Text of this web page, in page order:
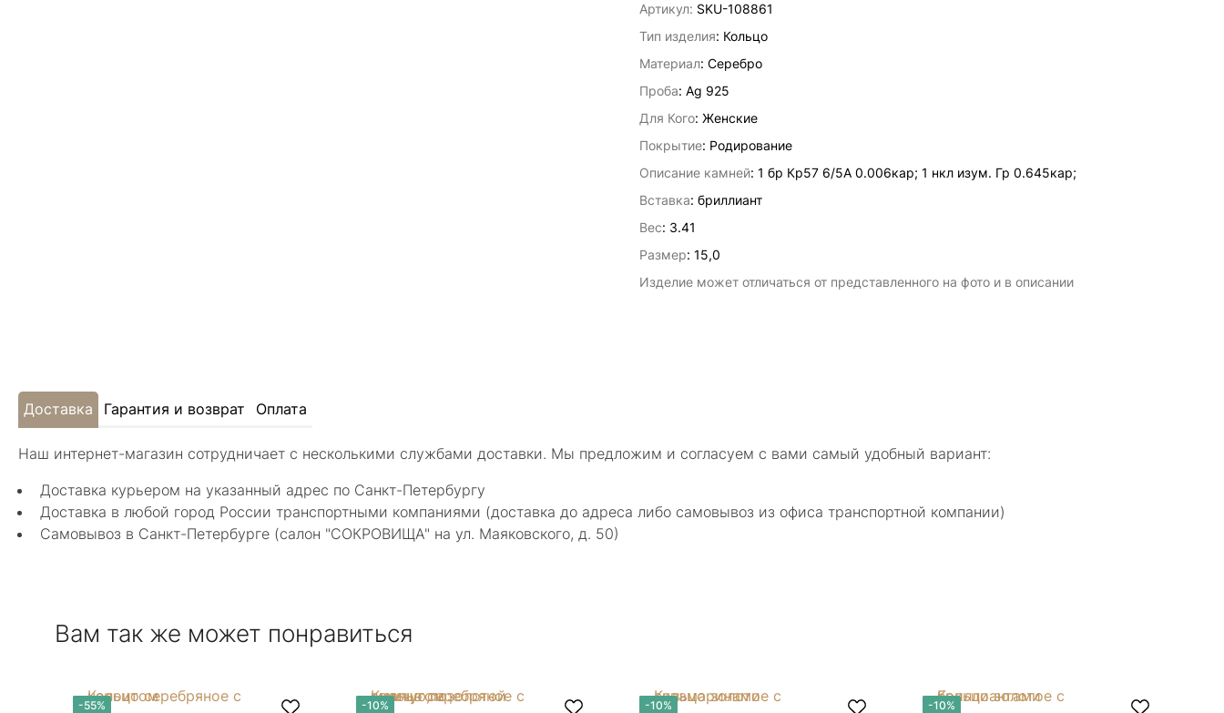
Артикул: SKU-108861
Тип изделия: Кольцо
Материал: Серебро
Проба: Ag 925
Для Кого: Женские
Покрытие: Родирование
Описание камней: 1 бр Кр57 6/5А 0.006кар; 1 нкл изум. Гр 0.645кар;
Вставка: бриллиант
Вес: 3.41
Размер: 15,0
Изделие может отличаться от представленного на фото и в описании
Доставка Гарантия и возврат Оплата
Наш интернет-магазин сотрудничает с несколькими службами доставки. Мы предложим и согласуем с вами самый удобный вариант:
Доставка курьером на указанный адрес по Санкт-Петербургу
Доставка в любой город России транспортными компаниями (доставка до адреса либо самовывоз из офиса транспортной компании)
Самовывоз в Санкт-Петербурге (салон "СОКРОВИЩА" на ул. Маяковского, д. 50)
Вам так же может понравиться
-55% -10% -10% -10%